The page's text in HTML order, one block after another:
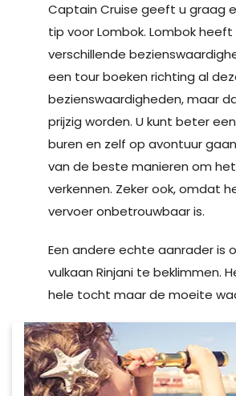
Captain Cruise geeft u graag
tip voor Lombok. Lombok heeft
verschillende
een tour boeken richting al
bezienswaardigheden, maar
prijzig worden. U kunt beter
buren en zelf op avontuur
van de beste manieren om
verkennen. Zeker ook, omdat
vervoer onbetrouwbaar is.
Een andere echte aanrader is
vulkaan Rinjani te beklimmen.
hele tocht maar de moeite